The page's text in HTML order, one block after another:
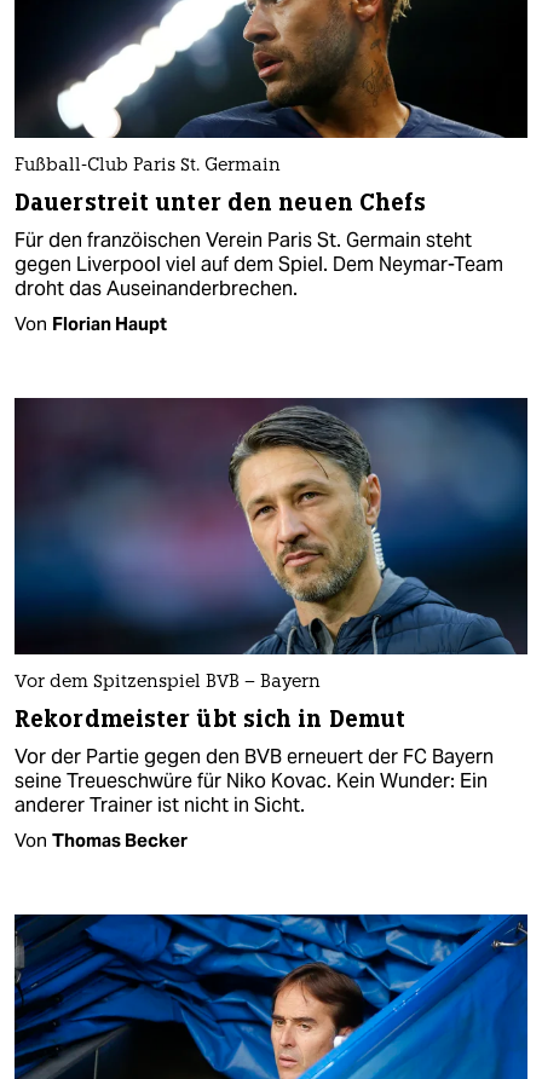
Fußball-Club Paris St. Germain
Dauerstreit unter den neuen Chefs
Für den franzöischen Verein Paris St. Germain steht
gegen Liverpool viel auf dem Spiel. Dem Neymar-Team
droht das Auseinanderbrechen.
Von Florian Haupt
Vor dem Spitzenspiel BVB – Bayern
Rekordmeister übt sich in Demut
Vor der Partie gegen den BVB erneuert der FC Bayern
seine Treueschwüre für Niko Kovac. Kein Wunder: Ein
anderer Trainer ist nicht in Sicht.
Von Thomas Becker